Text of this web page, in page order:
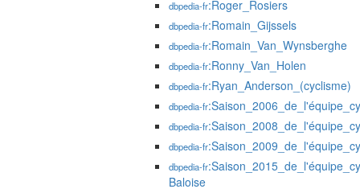
dbpedia-fr:Roger_Rosiers
dbpedia-fr:Romain_Gijssels
dbpedia-fr:Romain_Van_Wynsberghe
dbpedia-fr:Ronny_Van_Holen
dbpedia-fr:Ryan_Anderson_(cyclisme)
dbpedia-fr
dbpedia-fr
dbpedia-fr
dbpedia-fr
Baloise